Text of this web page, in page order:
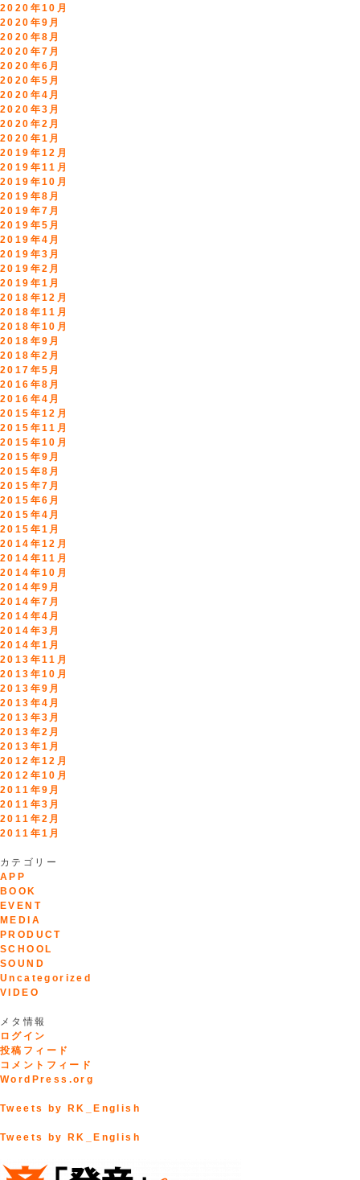
2020年10月
2020年9月
2020年8月
2020年7月
2020年6月
2020年5月
2020年4月
2020年3月
2020年2月
2020年1月
2019年12月
2019年11月
2019年10月
2019年8月
2019年7月
2019年5月
2019年4月
2019年3月
2019年2月
2019年1月
2018年12月
2018年11月
2018年10月
2018年9月
2018年2月
2017年5月
2016年8月
2016年4月
2015年12月
2015年11月
2015年10月
2015年9月
2015年8月
2015年7月
2015年6月
2015年4月
2015年1月
2014年12月
2014年11月
2014年10月
2014年9月
2014年7月
2014年4月
2014年3月
2014年1月
2013年11月
2013年10月
2013年9月
2013年4月
2013年3月
2013年2月
2013年1月
2012年12月
2012年10月
2011年9月
2011年3月
2011年2月
2011年1月
カテゴリー
APP
BOOK
EVENT
MEDIA
PRODUCT
SCHOOL
SOUND
Uncategorized
VIDEO
メタ情報
ログイン
投稿フィード
コメントフィード
WordPress.org
Tweets by RK_English
Tweets by RK_English